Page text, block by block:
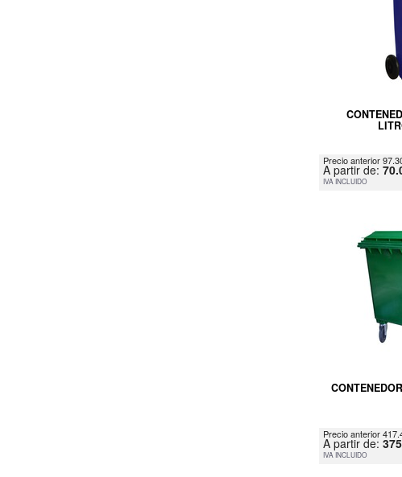
Precio anterior
A partir de:
IVA INCLUIDO
Precio anterior
A partir de:
IVA INCLUIDO